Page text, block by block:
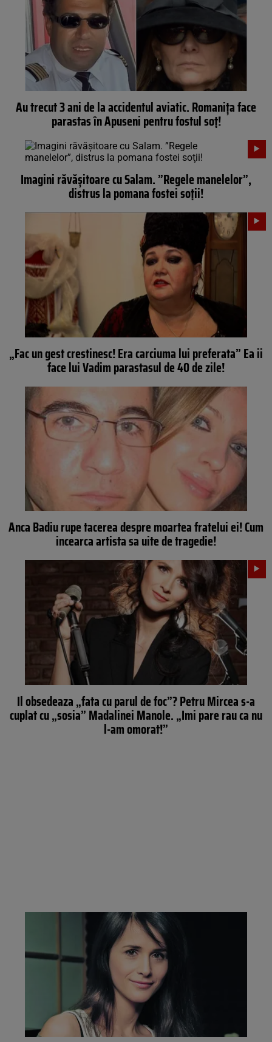
Au trecut 3 ani de la accidentul aviatic. Romaniţa face
parastas în Apuseni pentru fostul soţ!
Imagini răvăşitoare cu Salam. ”Regele manelelor”,
distrus la pomana fostei soţii!
„Fac un gest crestinesc! Era carciuma lui preferata” Ea ii
face lui Vadim parastasul de 40 de zile!
Anca Badiu rupe tacerea despre moartea fratelui ei! Cum
incearca artista sa uite de tragedie!
Il obsedeaza „fata cu parul de foc”? Petru Mircea s-a
cuplat cu „sosia” Madalinei Manole. „Imi pare rau ca nu
l-am omorat!”